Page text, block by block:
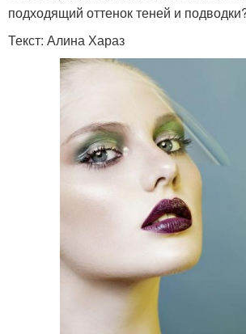
подходящий оттенок теней и
Текст: Алина Хараз